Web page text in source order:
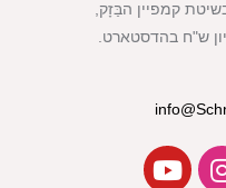
קמפיין הבַּזָק,